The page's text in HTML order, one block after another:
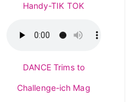
Handy-TIK TOK
DANCE Trims to
Challenge-ich Mag